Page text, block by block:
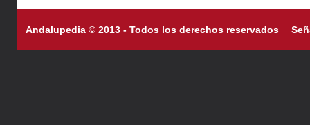
Andalupedia © 2013 - Todos los derechos reservados